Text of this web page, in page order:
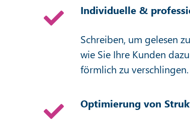
Individuelle &
Schreiben, um gelesen
wie Sie Ihre Kunden
förmlich zu verschlingen.
Optimierung von